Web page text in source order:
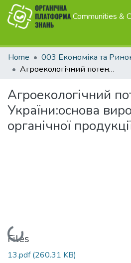
Communities &
Home
003 Економіка та
Агроекологічний потенціал України:основа вироблення органічної продукції
Агроекологічний
України:основа
органічної
Loading...
Files
13.pdf(260.31 KB)